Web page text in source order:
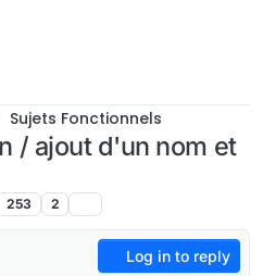
Sujets Fonctionnels
/ ajout d'un nom et
253 2
Log in to reply